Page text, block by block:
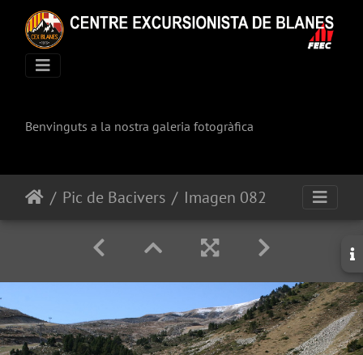
Benvinguts a la nostra galeria fotogràfica
Pic de Bacivers Imagen 082